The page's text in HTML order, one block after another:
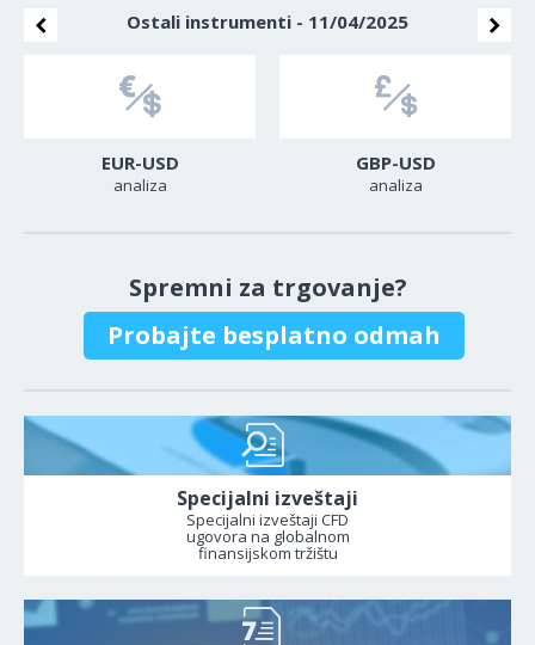
Ostali instrumenti - 11/04/2025
EUR-USD
analiza
GBP-USD
analiza
Spremni za trgovanje?
Probajte besplatno odmah
Specijalni izveštaji
Specijalni izveštaji CFD
ugovora na globalnom
finansijskom tržištu